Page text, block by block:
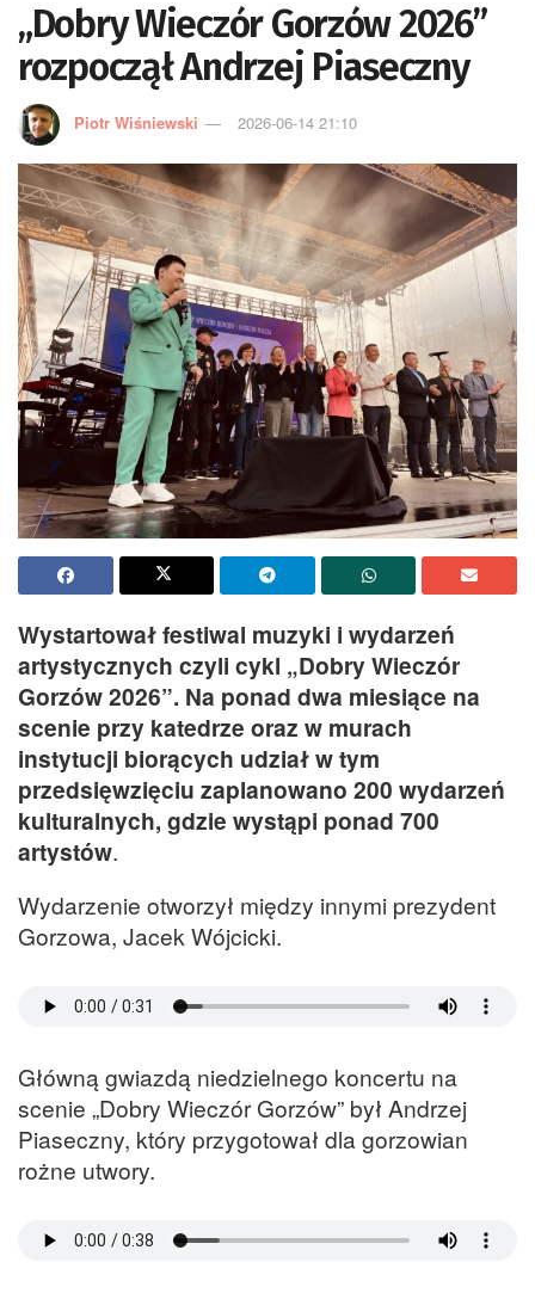
„Dobry Wieczór Gorzów 2026”
rozpoczął Andrzej Piaseczny
Piotr Wiśniewski 2026-06-14 21:10
Wystartował festiwal muzyki i wydarzeń
artystycznych czyli cykl „Dobry Wieczór
Gorzów 2026”. Na ponad dwa miesiące na
scenie przy katedrze oraz w murach
instytucji biorących udział w tym
przedsięwzięciu zaplanowano 200 wydarzeń
kulturalnych, gdzie wystąpi ponad 700
artystów.
Wydarzenie otworzył między innymi prezydent
Gorzowa, Jacek Wójcicki.
Główną gwiazdą niedzielnego koncertu na
scenie „Dobry Wieczór Gorzów” był Andrzej
Piaseczny, który przygotował dla gorzowian
rożne utwory.